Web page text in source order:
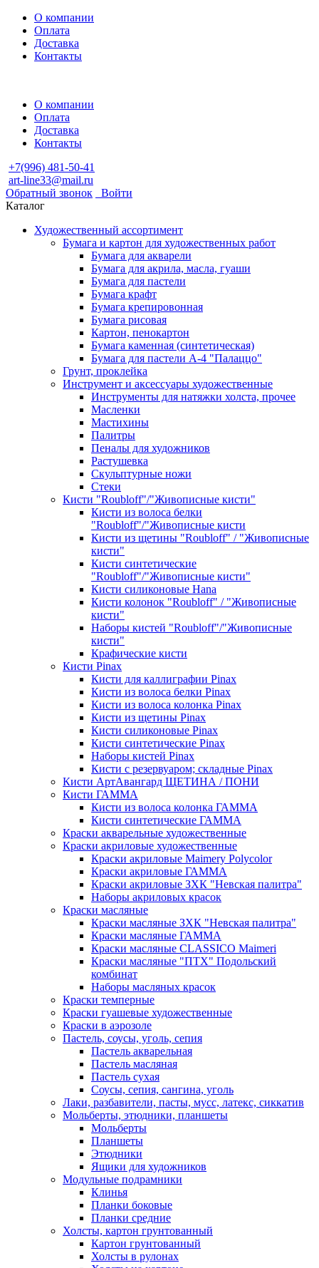
О компании
Оплата
Доставка
Контакты
О компании
Оплата
Доставка
Контакты
+7(996) 481-50-41
art-line33@mail.ru
Обратный звонок
Войти
Каталог
Художественный ассортимент
Бумага и картон для художественных работ
Бумага для акварели
Бумага для акрила, масла, гуаши
Бумага для пастели
Бумага крафт
Бумага крепировонная
Бумага рисовая
Картон, пенокартон
Бумага каменная (синтетическая)
Бумага для пастели А-4 "Палаццо"
Грунт, проклейка
Инструмент и аксессуары художественные
Инструменты для натяжки холста, прочее
Масленки
Мастихины
Палитры
Пеналы для художников
Растушевка
Скульптурные ножи
Стеки
Кисти "Roubloff"/"Живописные кисти"
Кисти из волоса белки
"Roubloff"/"Живописные кисти
Кисти из щетины "Roubloff" / "Живописные
кисти"
Кисти синтетические
"Roubloff"/"Живописные кисти"
Кисти силиконовые Hana
Кисти колонок "Roubloff" / "Живописные
кисти"
Наборы кистей "Roubloff"/"Живописные
кисти"
Крафические кисти
Кисти Pinax
Кисти для каллиграфии Pinax
Кисти из волоса белки Pinax
Кисти из волоса колонка Pinax
Кисти из щетины Pinax
Кисти силиконовые Pinax
Кисти синтетические Pinax
Наборы кистей Pinax
Кисти с резервуаром; складные Pinax
Кисти АртАвангард ЩЕТИНА / ПОНИ
Кисти ГАММА
Кисти из волоса колонка ГАММА
Кисти синтетические ГАММА
Краски акварельные художественные
Краски акриловые художественные
Краски акриловые Maimery Polycolor
Краски акриловые ГАММА
Краски акриловые ЗХК "Невская палитра"
Наборы акриловых красок
Краски масляные
Краски масляные ЗХК "Невская палитра"
Краски масляные ГАММА
Краски масляные CLASSICO Maimeri
Краски масляные "ПТХ" Подольский
комбинат
Наборы масляных красок
Краски темперные
Краски гуашевые художественные
Краски в аэрозоле
Пастель, соусы, уголь, сепия
Пастель акварельная
Пастель масляная
Пастель сухая
Соусы, сепия, сангина, уголь
Лаки, разбавители, пасты, мусс, латекс, сиккатив
Мольберты, этюдники, планшеты
Мольберты
Планшеты
Этюдники
Ящики для художников
Модульные подрамники
Клинья
Планки боковые
Планки средние
Холсты, картон грунтованный
Картон грунтованный
Холсты в рулонах